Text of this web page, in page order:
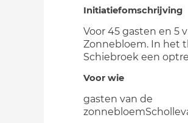
Initiatiefomschrijving
Voor 45 gasten en 5
Zonnebloem. In het
Schiebroek een
Voor wie
gasten van de